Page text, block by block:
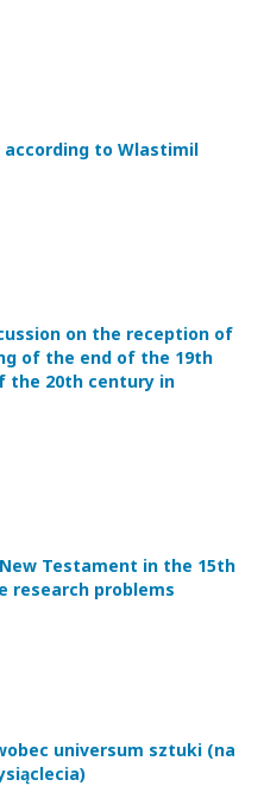
to Wlastimil
on the reception of
of the end of the 19th
the 20th century in
Testament in the 15th
research problems
universum sztuki (na